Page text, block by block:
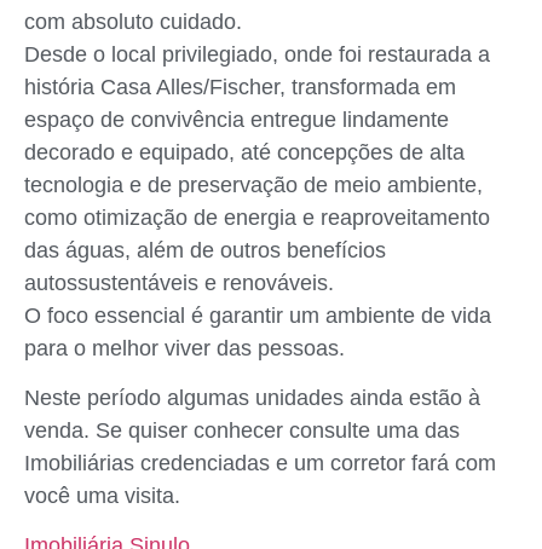
com absoluto cuidado.
Desde o local privilegiado, onde foi restaurada a
história Casa Alles/Fischer, transformada em
espaço de convivência entregue lindamente
decorado e equipado, até concepções de alta
tecnologia e de preservação de meio ambiente,
como otimização de energia e reaproveitamento
das águas, além de outros benefícios
autossustentáveis e renováveis.
O foco essencial é garantir um ambiente de vida
para o melhor viver das pessoas.
Neste período algumas unidades ainda estão à
venda. Se quiser conhecer consulte uma das
Imobiliárias credenciadas e um corretor fará com
você uma visita.